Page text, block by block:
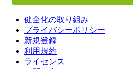
健全化の取り組み
プライバシーポリシー
新規登録
利用規約
ライセンス